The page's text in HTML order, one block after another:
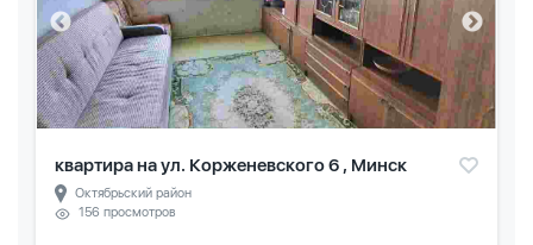
квартира на ул. Корженевского 6 , Минск
Октябрьский район
156 просмотров